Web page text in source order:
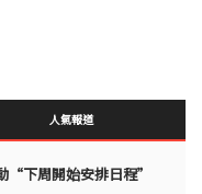
人氣報道
“下周開始安排日程”